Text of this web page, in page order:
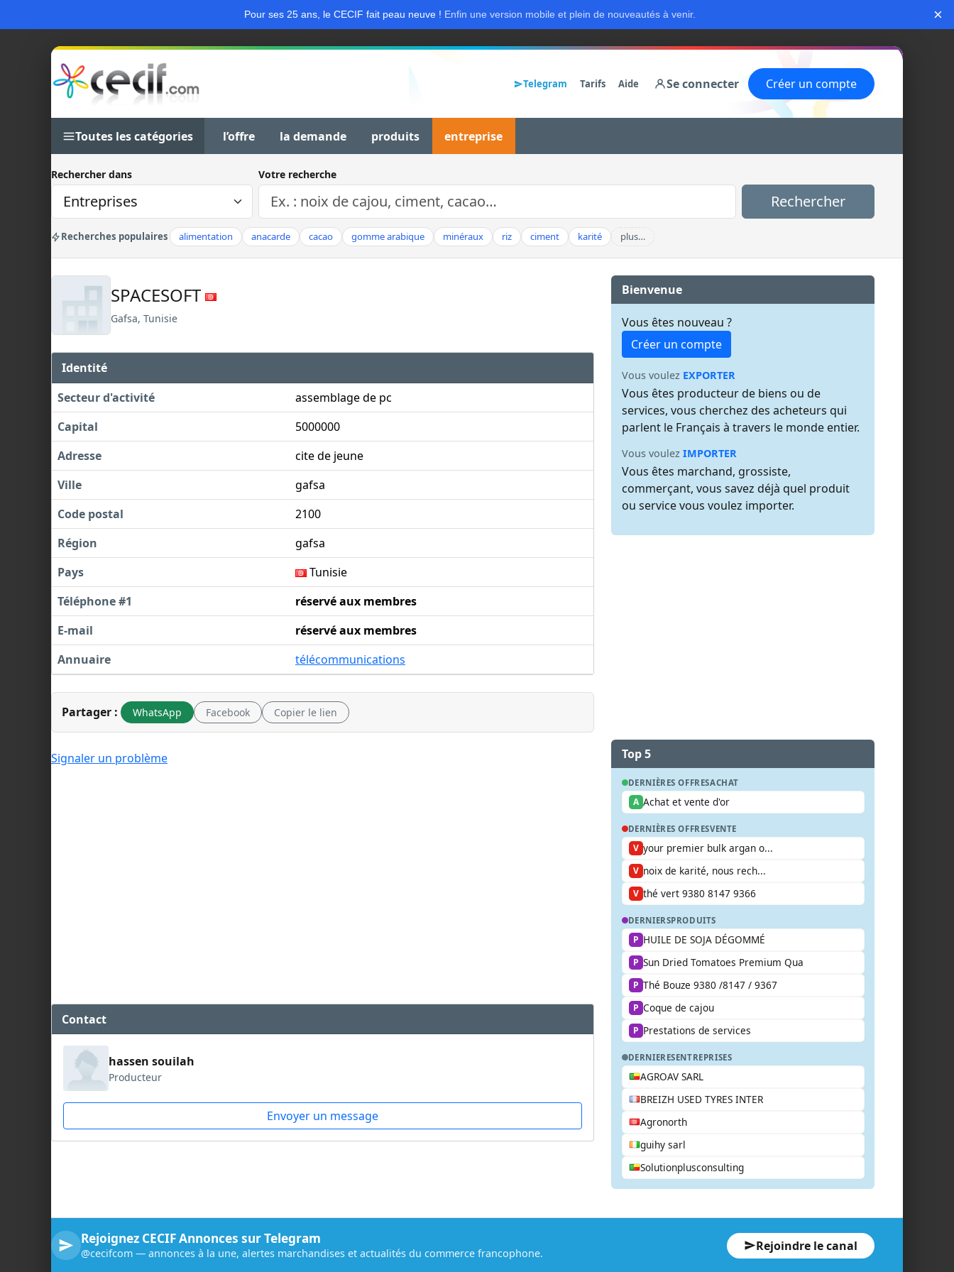
Pour ses 25 ans, le CECIF fait peau neuve ! Enfin une version mobile et plein de nouveautés à venir. ×
Telegram Tarifs Aide Se connecter Créer un compte
Toutes les catégories l’offre la demande produits entreprise
Rechercher dans Votre recherche
Rechercher
Recherches populaires alimentation anacarde cacao gomme arabique minéraux riz ciment karité plus…
SPACESOFT
Gafsa, Tunisie
Identité
Secteur d'activité
assemblage de pc
Capital
5000000
Adresse
cite de jeune
Ville
gafsa
Code postal
2100
Région
gafsa
Pays
Tunisie
Téléphone #1
réservé aux membres
E-mail
réservé aux membres
Annuaire
télécommunications
Partager : WhatsApp Facebook Copier le lien
Signaler un problème
Contact
hassen souilah
Producteur
Envoyer un message
Bienvenue
Vous êtes nouveau ?
Créer un compte
Vous voulez EXPORTER
Vous êtes producteur de biens ou de
services, vous cherchez des acheteurs qui
parlent le Français à travers le monde entier.
Vous voulez IMPORTER
Vous êtes marchand, grossiste,
commerçant, vous savez déjà quel produit
ou service vous voulez importer.
Top 5
DERNIÈRES OFFRESACHAT
A Achat et vente d'or
DERNIÈRES OFFRESVENTE
V your premier bulk argan o...
V noix de karité, nous rech...
V thé vert 9380 8147 9366
DERNIERSPRODUITS
P HUILE DE SOJA DÉGOMMÉ
P Sun Dried Tomatoes Premium Qua
P Thé Bouze 9380 /8147 / 9367
P Coque de cajou
P Prestations de services
DERNIERESENTREPRISES
AGROAV SARL
BREIZH USED TYRES INTER
Agronorth
guihy sarl
Solutionplusconsulting
Rejoignez CECIF Annonces sur Telegram
@cecifcom — annonces à la une, alertes marchandises et actualités du commerce francophone. Rejoindre le canal